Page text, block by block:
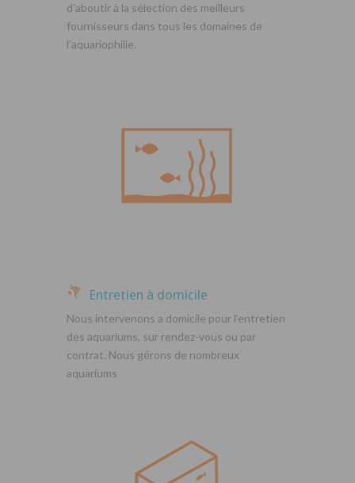
d’aboutir à la sélection des meilleurs
fournisseurs dans tous les domaines de
l’aquariophilie.
Entretien à domicile
Nous intervenons a domicile pour l’entretien
des aquariums, sur rendez-vous ou par
contrat. Nous gérons de nombreux
aquariums